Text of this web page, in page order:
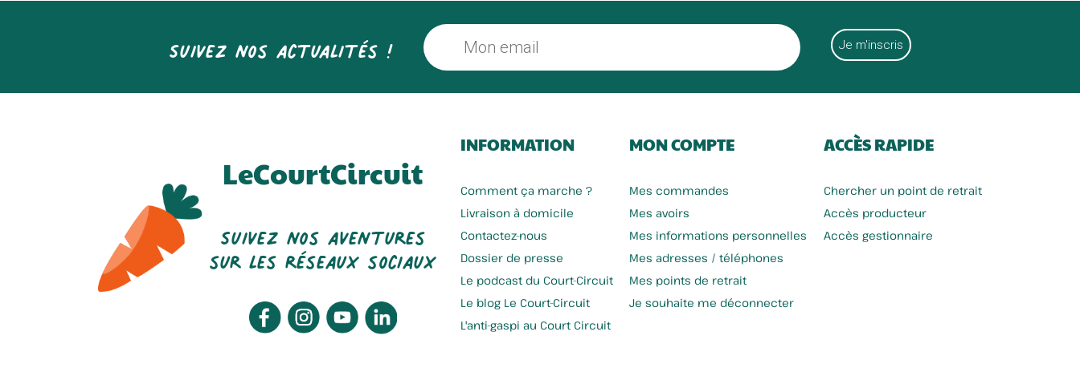
Suivez nos actualités !
LeCourtCircuit
Suivez nos aventures
sur les réseaux sociaux
INFORMATION
Comment ça marche ?
Livraison à domicile
Contactez-nous
Dossier de presse
Le podcast du Court-Circuit
Le blog Le Court-Circuit
L'anti-gaspi au Court Circuit
MON COMPTE
Mes commandes
Mes avoirs
Mes informations personnelles
Mes adresses / téléphones
Mes points de retrait
Je souhaite me déconnecter
ACCÈS RAPIDE
Chercher un point de retrait
Accès producteur
Accès gestionnaire